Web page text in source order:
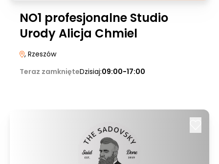
NO1 profesjonalne Studio
Urody Alicja Chmiel
, Rzeszów
Teraz zamknięteDzisiaj:09:00-17:00